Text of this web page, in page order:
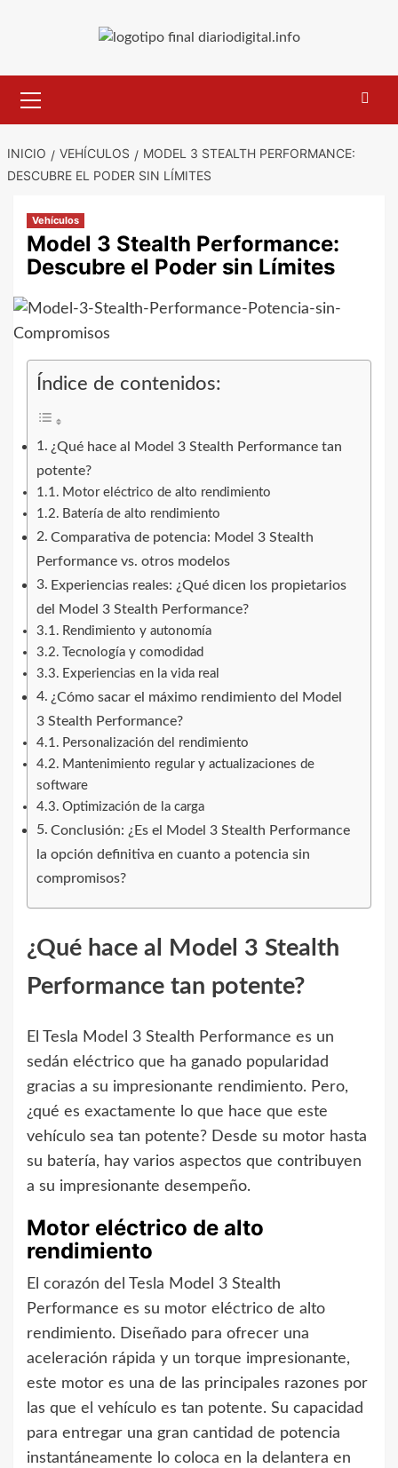
primario
INICIO VEHÍCULOS
MODEL 3 STEALTH PERFORMANCE:
DESCUBRE EL PODER SIN LÍMITES
Vehículos
Model 3 Stealth Performance:
Descubre el Poder sin Límites
Índice de contenidos:
¿Qué hace al Model 3 Stealth Performance tan
potente?
Motor eléctrico de alto rendimiento
Batería de alto rendimiento
Comparativa de potencia: Model 3 Stealth
Performance vs. otros modelos
Experiencias reales: ¿Qué dicen los propietarios
del Model 3 Stealth Performance?
Rendimiento y autonomía
Tecnología y comodidad
Experiencias en la vida real
¿Cómo sacar el máximo rendimiento del Model
3 Stealth Performance?
Personalización del rendimiento
Mantenimiento regular y actualizaciones de
software
Optimización de la carga
Conclusión: ¿Es el Model 3 Stealth Performance
la opción definitiva en cuanto a potencia sin
compromisos?
¿Qué hace al Model 3 Stealth
Performance tan potente?
El Tesla Model 3 Stealth Performance es un
sedán eléctrico que ha ganado popularidad
gracias a su impresionante rendimiento. Pero,
¿qué es exactamente lo que hace que este
vehículo sea tan potente? Desde su motor hasta
su batería, hay varios aspectos que contribuyen
a su impresionante desempeño.
Motor eléctrico de alto
rendimiento
El corazón del Tesla Model 3 Stealth
Performance es su motor eléctrico de alto
rendimiento. Diseñado para ofrecer una
aceleración rápida y un torque impresionante,
este motor es una de las principales razones por
las que el vehículo es tan potente. Su capacidad
para entregar una gran cantidad de potencia
instantáneamente lo coloca en la delantera en